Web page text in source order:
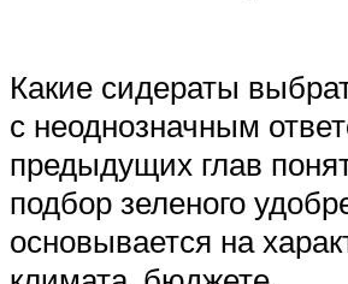
Какие сидераты
с неоднозначным
предыдущих глав
подбор зеленого
основывается на